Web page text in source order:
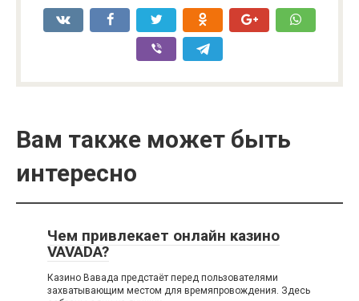
Вам также может быть
интересно
Чем привлекает онлайн казино
VAVADA?
Казино Вавада предстаёт перед пользователями
захватывающим местом для времяпровождения. Здесь